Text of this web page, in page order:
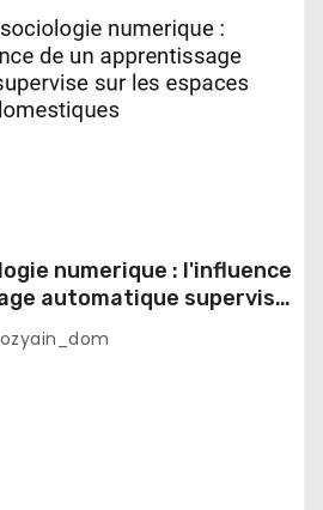
numerique : l'influence
automatique supervise